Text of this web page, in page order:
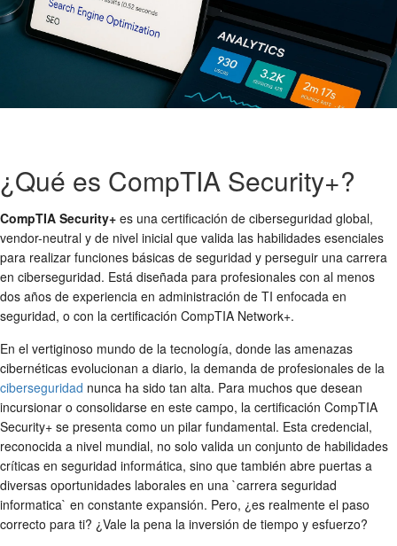
¿Qué es CompTIA Security+?
CompTIA Security+ es una certificación de ciberseguridad global,
vendor-neutral y de nivel inicial que valida las habilidades esenciales
para realizar funciones básicas de seguridad y perseguir una carrera
en ciberseguridad. Está diseñada para profesionales con al menos
dos años de experiencia en administración de TI enfocada en
seguridad, o con la certificación CompTIA Network+.
En el vertiginoso mundo de la tecnología, donde las amenazas
cibernéticas evolucionan a diario, la demanda de profesionales de la
ciberseguridad nunca ha sido tan alta. Para muchos que desean
incursionar o consolidarse en este campo, la certificación CompTIA
Security+ se presenta como un pilar fundamental. Esta credencial,
reconocida a nivel mundial, no solo valida un conjunto de habilidades
críticas en seguridad informática, sino que también abre puertas a
diversas oportunidades laborales en una `carrera seguridad
informatica` en constante expansión. Pero, ¿es realmente el paso
correcto para ti? ¿Vale la pena la inversión de tiempo y esfuerzo?